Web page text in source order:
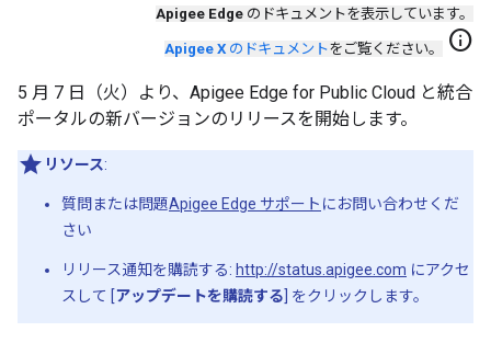
Apigee Edge のドキュメントを表示しています。
Apigee X のドキュメントをご覧ください。 info
5 月 7 日（火）より、Apigee Edge for Public Cloud と統合
ポータルの新バージョンのリリースを開始します。
リソース:
質問または問題Apigee Edge サポート にお問い合わせくだ
さい
リリース通知を購読する: http://status.apigee.com にアクセ
スして [アップデートを購読する ] をクリックします。